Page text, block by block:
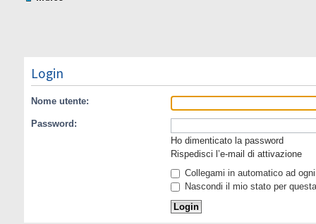
Login
Nome utente:
Password:
Ho dimenticato la password
Rispedisci l’e-mail di attivazione
Collegami in automatico ad
Nascondi il mio stato per